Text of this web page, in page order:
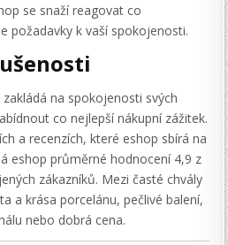
se snaží reagovat co
požadavky k vaší spokojenosti.
na spokojenosti svých
co nejlepší nákupní zážitek.
a recenzích, které eshop sbírá na
eshop průměrné hodnocení 4,9 z
zákazníků. Mezi časté chvály
a krása porcelánu, pečlivé balení,
nebo dobrá cena.